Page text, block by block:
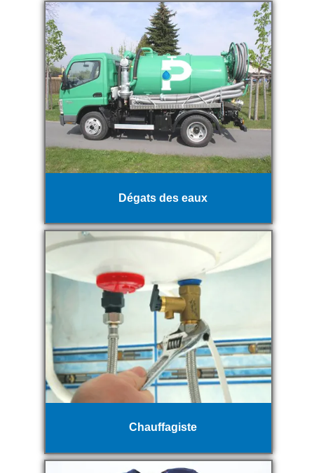
Dégats des eaux
Chauffagiste